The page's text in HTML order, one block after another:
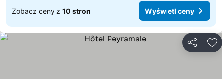
Zobacz ceny z 10 stron Wyświetl ceny